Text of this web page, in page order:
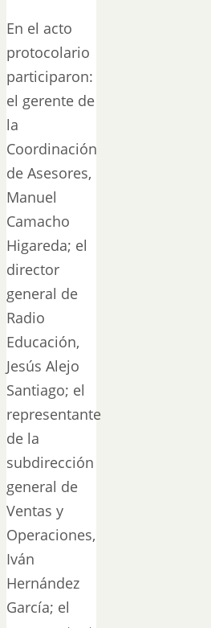
En el acto
protocolario
participaron:
el gerente de
la
Coordinación
de Asesores,
Manuel
Camacho
Higareda; el
director
general de
Radio
Educación,
Jesús Alejo
Santiago; el
representante
de la
subdirección
general de
Ventas y
Operaciones,
Iván
Hernández
García; el